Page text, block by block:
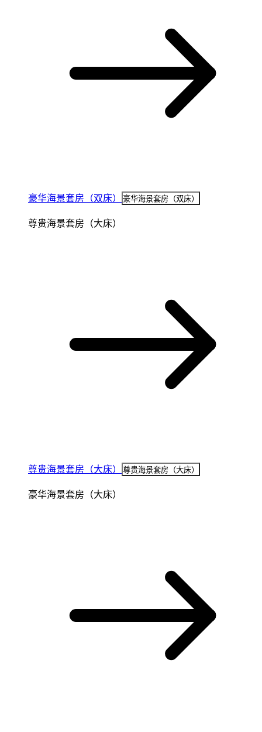
豪华海景套房（双床） 豪华海景套房（双床）
尊贵海景套房（大床）
尊贵海景套房（大床） 尊贵海景套房（大床）
豪华海景套房（大床）